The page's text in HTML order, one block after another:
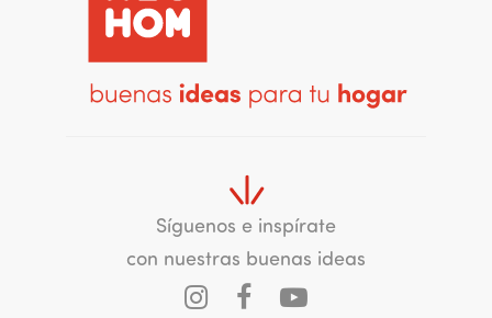
Síguenos e inspírate
con nuestras buenas ideas